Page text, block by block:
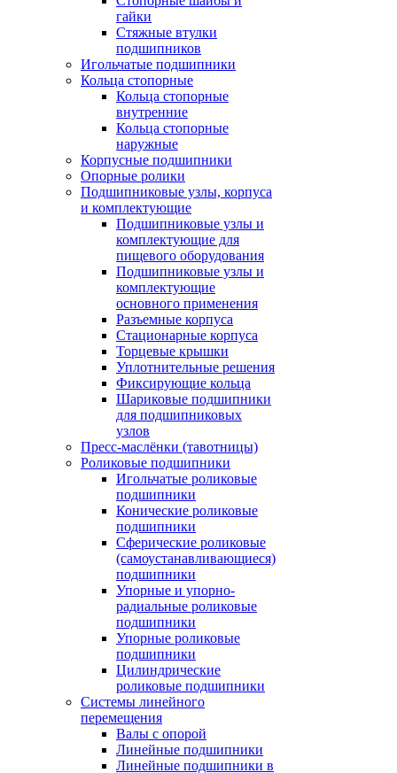
гайки
Стяжные втулки
подшипников
Игольчатые подшипники
Кольца стопорные
Кольца стопорные
внутренние
Кольца стопорные
наружные
Корпусные подшипники
Опорные ролики
Подшипниковые узлы, корпуса
и комплектующие
Подшипниковые узлы и
комплектующие для
пищевого оборудования
Подшипниковые узлы и
комплектующие
основного применения
Разъемные корпуса
Стационарные корпуса
Торцевые крышки
Уплотнительные решения
Фиксирующие кольца
Шариковые подшипники
для подшипниковых
узлов
Пресс-маслёнки (тавотницы)
Роликовые подшипники
Игольчатые роликовые
подшипники
Конические роликовые
подшипники
Сферические роликовые
(самоустанавливающиеся)
подшипники
Упорные и упорно-
радиальные роликовые
подшипники
Упорные роликовые
подшипники
Цилиндрические
роликовые подшипники
Системы линейного
перемещения
Валы с опорой
Линейные подшипники
Линейные подшипники в